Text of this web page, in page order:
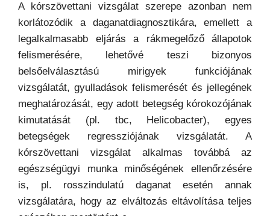
A kórszövettani vizsgálat szerepe azonban nem
korlátozódik a daganatdiagnosztikára, emellett a
legalkalmasabb eljárás a rákmegelőző állapotok
felismerésére, lehetővé teszi bizonyos
belsőelválasztású mirigyek funkciójának
vizsgálatát, gyulladások felismerését és jellegének
meghatározását, egy adott betegség kórokozójának
kimutatását (pl. tbc, Helicobacter), egyes
betegségek regressziójának vizsgálatát. A
kórszövettani vizsgálat alkalmas továbbá az
egészségügyi munka minőségének ellenőrzésére
is, pl. rosszindulatú daganat esetén annak
vizsgálatára, hogy az elváltozás eltávolítása teljes